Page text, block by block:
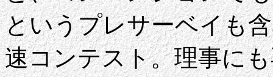
というプレサーベイも
速コンテスト。理事に